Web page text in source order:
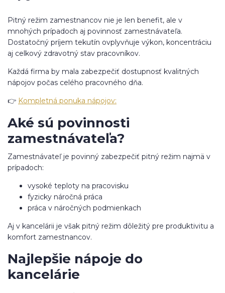
Pitný režim zamestnancov nie je len benefit, ale v
mnohých prípadoch aj povinnosť zamestnávateľa.
Dostatočný príjem tekutín ovplyvňuje výkon, koncentráciu
aj celkový zdravotný stav pracovníkov.
Každá firma by mala zabezpečiť dostupnosť kvalitných
nápojov počas celého pracovného dňa.
👉 Kompletná ponuka nápojov:
Aké sú povinnosti
zamestnávateľa?
Zamestnávateľ je povinný zabezpečiť pitný režim najmä v
prípadoch:
vysoké teploty na pracovisku
fyzicky náročná práca
práca v náročných podmienkach
Aj v kancelárii je však pitný režim dôležitý pre produktivitu a
komfort zamestnancov.
Najlepšie nápoje do
kancelárie